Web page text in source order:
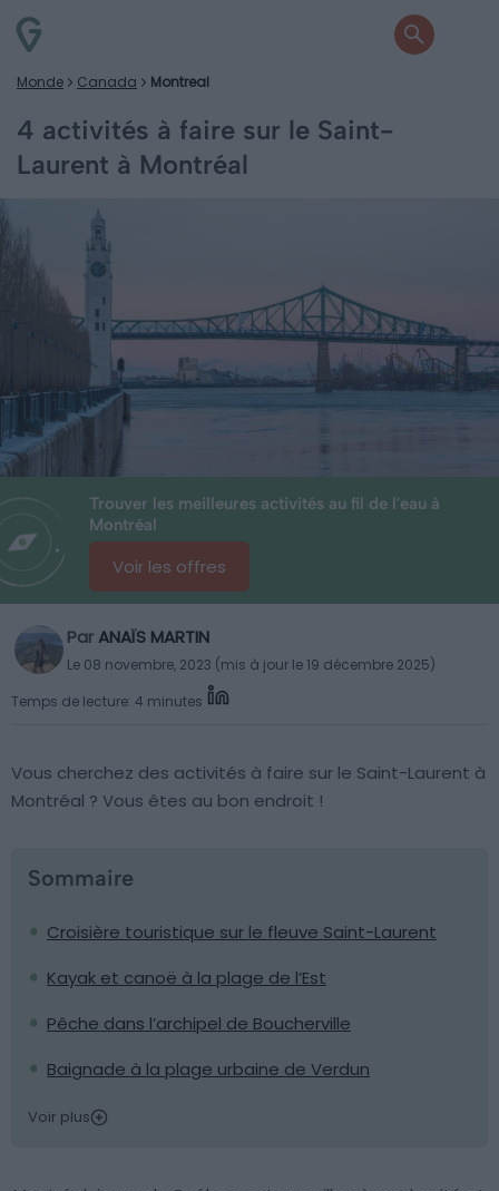
Monde Canada Montreal
4 activités à faire sur le Saint-
Laurent à Montréal
Trouver les meilleures activités au fil de l'eau à
Montréal
Voir les offres
ParANAÏS MARTIN
Le 08 novembre, 2023 (mis à jour le 19 décembre 2025)
Temps de lecture: 4 minutes
Vous cherchez des activités à faire sur le Saint-Laurent à
Montréal ? Vous êtes au bon endroit !
Sommaire
Croisière touristique sur le fleuve Saint-Laurent
Kayak et canoë à la plage de l’Est
Pêche dans l’archipel de Boucherville
Baignade à la plage urbaine de Verdun
Voir plus